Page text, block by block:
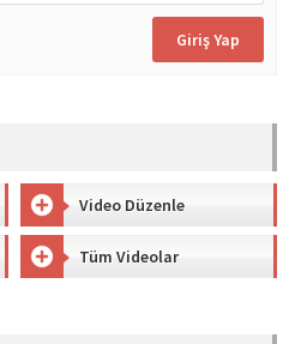
Video Düzenle
Tüm Videolar